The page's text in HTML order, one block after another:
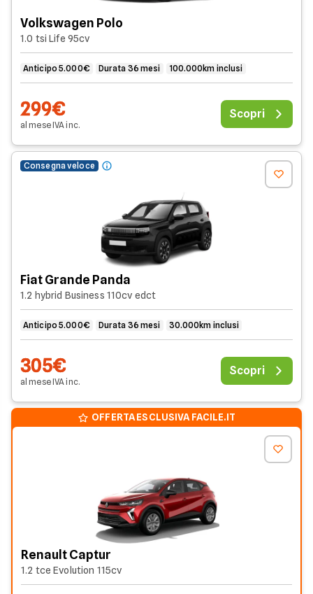
Volkswagen Polo
1.0 tsi Life 95cv
Anticipo 5.000€ Durata 36 mesi 100.000km inclusi
299€
al meseIVAinc.
Scopri
Consegna veloce
Fiat Grande Panda
1.2 hybrid Business 110cv edct
Anticipo 5.000€ Durata 36 mesi 30.000km inclusi
305€
al meseIVAinc.
Scopri
OFFERTA ESCLUSIVA FACILE.IT
Renault Captur
1.2 tce Evolution 115cv